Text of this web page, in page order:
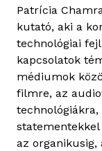
Patrícia
kutató, aki a
technológiai
kapcsolatok
médiumok
filmre, az
az